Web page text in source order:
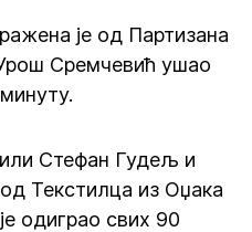
је од Партизана
Сремчевић ушао
Стефан Гудељ и
Текстилца из Оџака
одиграо свих 90